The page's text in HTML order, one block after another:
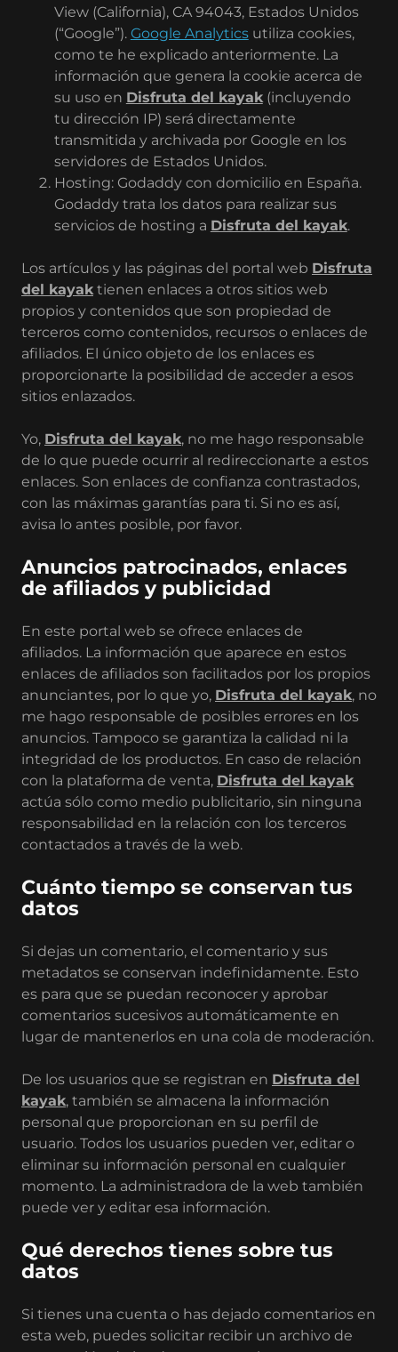
View (California), CA 94043, Estados Unidos
(“Google”). Google Analyticsutiliza cookies,
como te he explicado anteriormente. La
información que genera la cookie acerca de
su uso en Disfruta del kayak(incluyendo
tu dirección IP) será directamente
transmitida y archivada por Google en los
servidores de Estados Unidos.
Hosting: Godaddy con domicilio en España.
Godaddy trata los datos para realizar sus
servicios de hosting a Disfruta del kayak.
Los artículos y las páginas del portal web Disfruta
del kayaktienen enlaces a otros sitios web
propios y contenidos que son propiedad de
terceros como contenidos, recursos o enlaces de
afiliados. El único objeto de los enlaces es
proporcionarte la posibilidad de acceder a esos
sitios enlazados.
Yo, Disfruta del kayak, no me hago responsable
de lo que puede ocurrir al redireccionarte a estos
enlaces. Son enlaces de confianza contrastados,
con las máximas garantías para ti. Si no es así,
avisa lo antes posible, por favor.
Anuncios patrocinados, enlaces
de afiliados y publicidad
En este portal web se ofrece enlaces de
afiliados. La información que aparece en estos
enlaces de afiliados son facilitados por los propios
anunciantes, por lo que yo, Disfruta del kayak, no
me hago responsable de posibles errores en los
anuncios. Tampoco se garantiza la calidad ni la
integridad de los productos. En caso de relación
con la plataforma de venta, Disfruta del kayak
actúa sólo como medio publicitario, sin ninguna
responsabilidad en la relación con los terceros
contactados a través de la web.
Cuánto tiempo se conservan tus
datos
Si dejas un comentario, el comentario y sus
metadatos se conservan indefinidamente. Esto
es para que se puedan reconocer y aprobar
comentarios sucesivos automáticamente en
lugar de mantenerlos en una cola de moderación.
De los usuarios que se registran en Disfruta del
kayak, también se almacena la información
personal que proporcionan en su perfil de
usuario. Todos los usuarios pueden ver, editar o
eliminar su información personal en cualquier
momento. La administradora de la web también
puede ver y editar esa información.
Qué derechos tienes sobre tus
datos
Si tienes una cuenta o has dejado comentarios en
esta web, puedes solicitar recibir un archivo de